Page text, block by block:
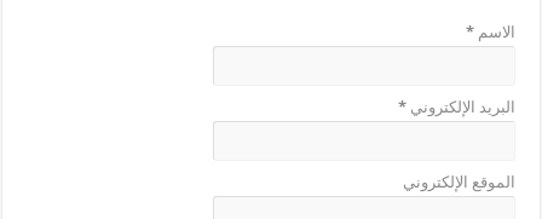
الاسم*
البريد الإلكتروني*
الموقع الإلكتروني